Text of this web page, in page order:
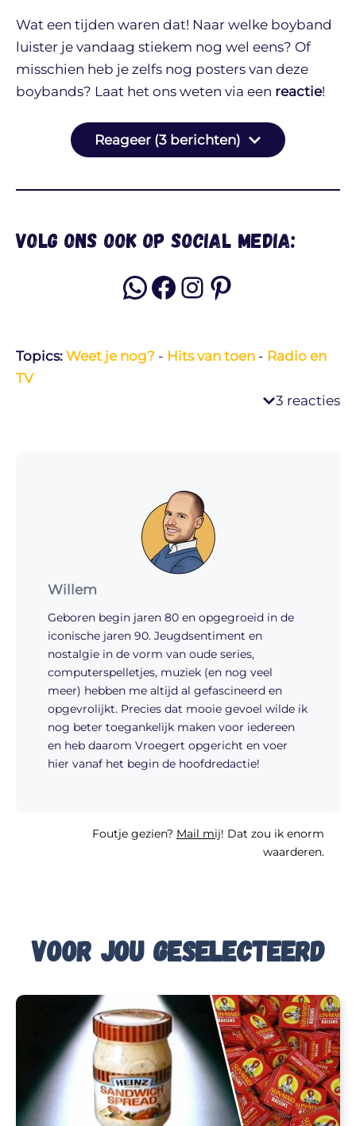
Wat een tijden waren dat! Naar welke boyband
luister je vandaag stiekem nog wel eens? Of
misschien heb je zelfs nog posters van deze
boybands? Laat het ons weten via een reactie!
Reageer (3 berichten)
Volg ons ook op social media:
WhatsApp
Facebook
Instagram
Pinterest
Topics: Weet je nog? - Hits van toen - Radio en
TV
3 reacties
Willem
Geboren begin jaren 80 en opgegroeid in de
iconische jaren 90. Jeugdsentiment en
nostalgie in de vorm van oude series,
computerspelletjes, muziek (en nog veel
meer) hebben me altijd al gefascineerd en
opgevrolijkt. Precies dat mooie gevoel wilde ik
nog beter toegankelijk maken voor iedereen
en heb daarom Vroegert opgericht en voer
hier vanaf het begin de hoofdredactie!
Foutje gezien? Mail mij! Dat zou ik enorm
waarderen.
Voor jou geselecteerd